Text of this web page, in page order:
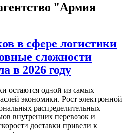
"Армия
в сфере логистики
сложности
в 2026 году
остаются одной из самых
экономики. Рост электронной
распределительных
внутренних перевозок и
доставки привели к